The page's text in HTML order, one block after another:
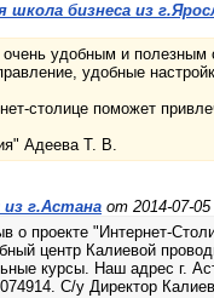
бизнеса из
очень удобным и
удобные
столице поможет
Адеева Т. В.
г.Астана от 2014-07-
о проекте "Интернет-
центр Калиевой
курсы. Наш адрес г.
С/у Директор